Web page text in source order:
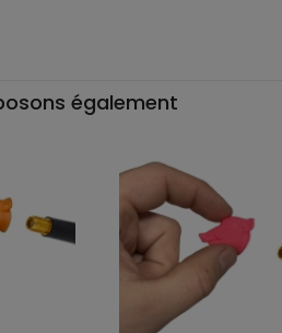
également